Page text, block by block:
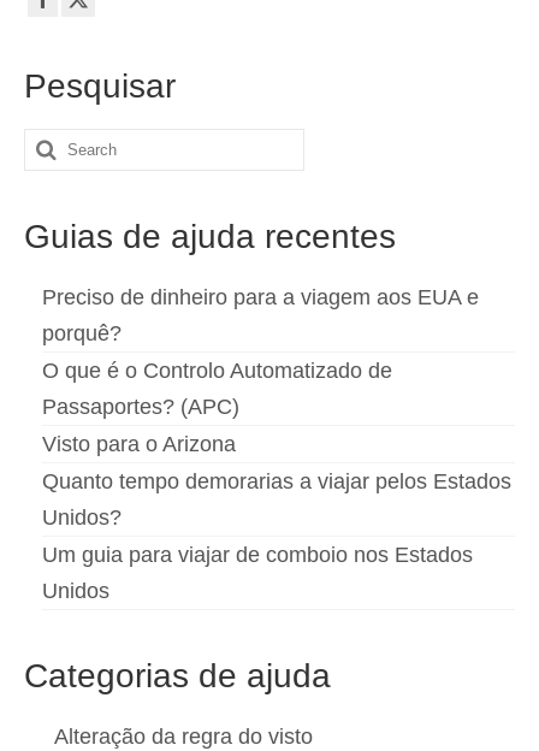
Pesquisar
Search
Guias de ajuda recentes
Preciso de dinheiro para a viagem aos EUA e
porquê?
O que é o Controlo Automatizado de
Passaportes? (APC)
Visto para o Arizona
Quanto tempo demorarias a viajar pelos Estados
Unidos?
Um guia para viajar de comboio nos Estados
Unidos
Categorias de ajuda
Alteração da regra do visto